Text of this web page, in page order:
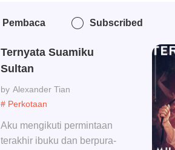
Pembaca Subscribed
# Perkotaan
Ternyata Suamiku
Sultan
Alexander Tian
Aku mengikuti permintaan
terakhir ibuku dan berpura-